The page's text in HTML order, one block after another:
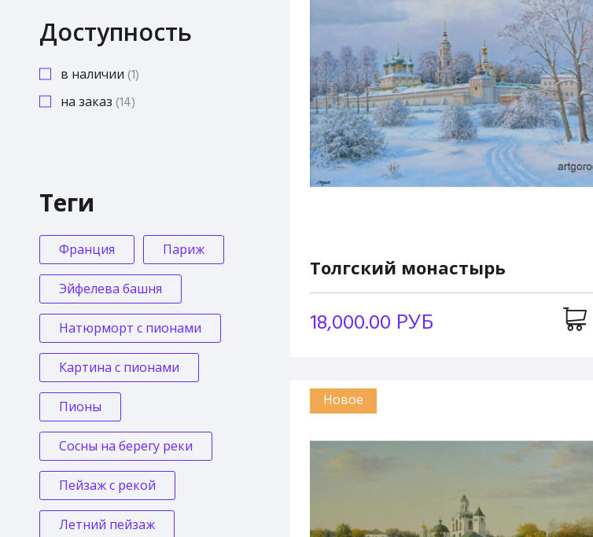
Толгский монастырь
18,000.00 РУБ
Новое
Доступность
в наличии 1
на заказ 14
Теги
Франция
Париж
Эйфелева башня
Натюрморт с пионами
Картина с пионами
Пионы
Сосны на берегу реки
Пейзаж с рекой
Летний пейзаж